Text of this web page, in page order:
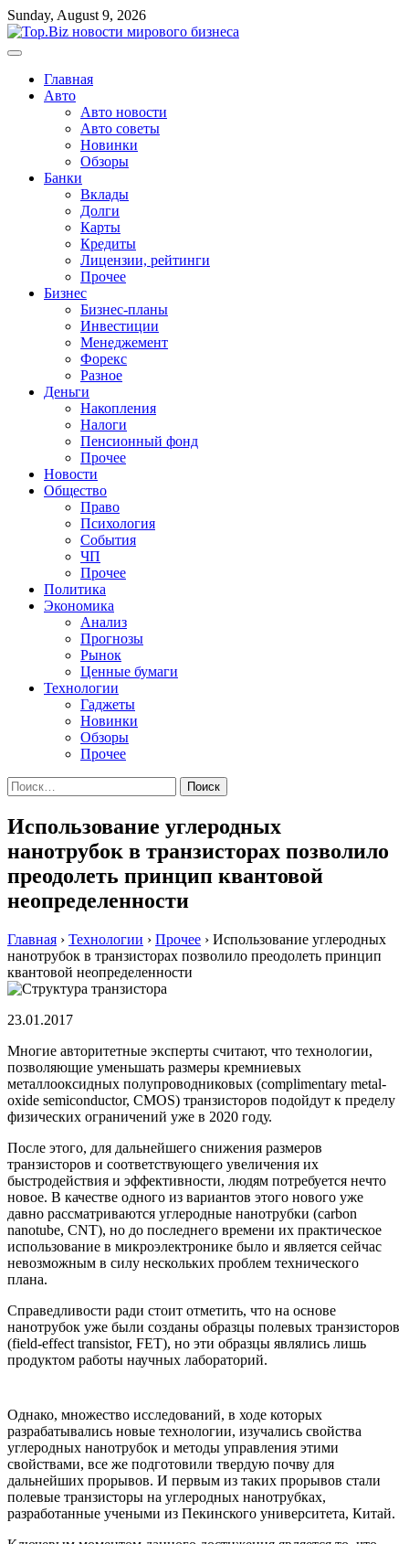
Перейти
к
содержимому
Sunday, August 9, 2026
Главная
Авто
Авто новости
Авто советы
Новинки
Обзоры
Банки
Вклады
Долги
Карты
Кредиты
Лицензии, рейтинги
Прочее
Бизнес
Бизнес-планы
Инвестиции
Менеджемент
Форекс
Разное
Деньги
Накопления
Налоги
Пенсионный фонд
Прочее
Новости
Общество
Право
Психология
События
ЧП
Прочее
Политика
Экономика
Анализ
Прогнозы
Рынок
Ценные бумаги
Технологии
Гаджеты
Новинки
Обзоры
Прочее
Найти:
Использование углеродных
нанотрубок в транзисторах позволило
преодолеть принцип квантовой
неопределенности
Главная › Технологии › Прочее › Использование углеродных
нанотрубок в транзисторах позволило преодолеть принцип
квантовой неопределенности
23.01.2017
Многие авторитетные эксперты считают, что технологии,
позволяющие уменьшать размеры кремниевых
металлооксидных полупроводниковых (complimentary metal-
oxide semiconductor, CMOS) транзисторов подойдут к пределу
физических ограничений уже в 2020 году.
После этого, для дальнейшего снижения размеров
транзисторов и соответствующего увеличения их
быстродействия и эффективности, людям потребуется нечто
новое. В качестве одного из вариантов этого нового уже
давно рассматриваются углеродные нанотрубки (carbon
nanotube, CNT), но до последнего времени их практическое
использование в микроэлектронике было и является сейчас
невозможным в силу нескольких проблем технического
плана.
Справедливости ради стоит отметить, что на основе
нанотрубок уже были созданы образцы полевых транзисторов
(field-effect transistor, FET), но эти образцы являлись лишь
продуктом работы научных лабораторий.
Однако, множество исследований, в ходе которых
разрабатывались новые технологии, изучались свойства
углеродных нанотрубок и методы управления этими
свойствами, все же подготовили твердую почву для
дальнейших прорывов. И первым из таких прорывов стали
полевые транзисторы на углеродных нанотрубках,
разработанные учеными из Пекинского университета, Китай.